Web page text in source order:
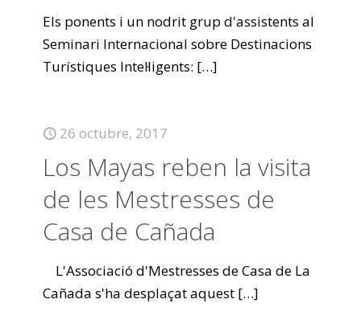
Els ponents i un nodrit grup d'assistents al
Seminari Internacional sobre Destinacions
Turístiques Intel·ligents: […]
26 octubre, 2017
Los Mayas reben la visita
de les Mestresses de
Casa de Cañada
L'Associació d'Mestresses de Casa de La
Cañada s'ha desplaçat aquest […]